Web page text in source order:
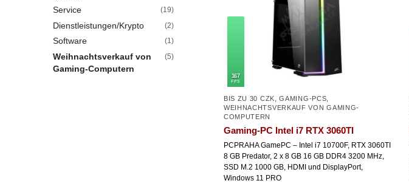
167
FPS
BIS ZU 30 CZK ,GAMING-PCS
WEIHNACHTSVERKAUF VON GAMING-
COMPUTERN
Gaming-PC Intel i7 RTX 3060TI
PCPRAHA GamePC – Intel i7 10700F, RTX 3060TI
8 GB Predator, 2 x 8 GB 16 GB DDR4 3200 MHz,
SSD M.2 1000 GB, HDMI und DisplayPort,
Windows 11 PRO
Service (19)
Dienstleistungen/Krypto (2)
Software (1)
Weihnachtsverkauf von
Gaming-Computern
(5)